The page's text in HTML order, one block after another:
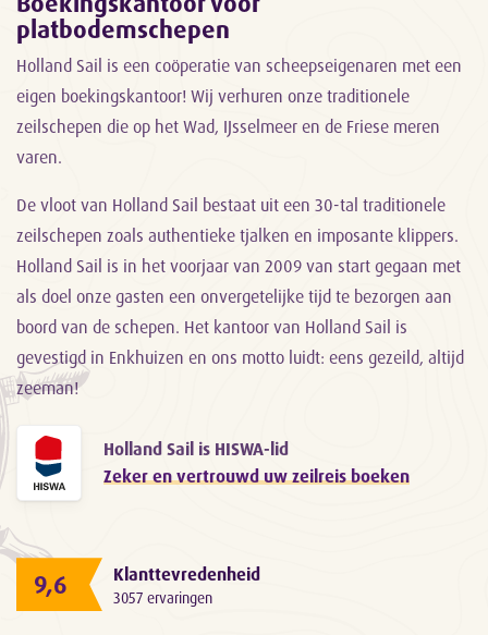
platbodemschepen
Holland Sail is een coöperatie van scheepseigenaren met een
eigen boekingskantoor! Wij verhuren onze traditionele
zeilschepen die op het Wad, IJsselmeer en de Friese meren
varen.
De vloot van Holland Sail bestaat uit een 30-tal traditionele
zeilschepen zoals authentieke tjalken en imposante klippers.
Holland Sail is in het voorjaar van 2009 van start gegaan met
als doel onze gasten een onvergetelijke tijd te bezorgen aan
boord van de schepen. Het kantoor van Holland Sail is
gevestigd in Enkhuizen en ons motto luidt: eens gezeild, altijd
zeeman!
Holland Sail is HISWA-lid
Zeker en vertrouwd uw zeilreis boeken
9,6 Klanttevredenheid
3057 ervaringen